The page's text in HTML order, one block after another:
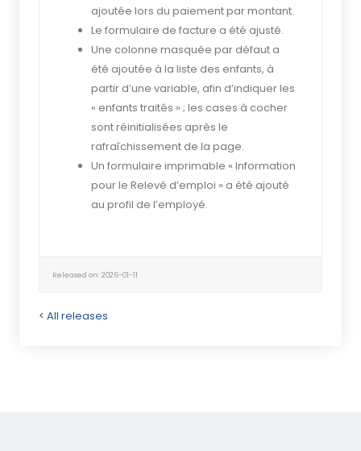
ajoutée lors du paiement par montant.
Le formulaire de facture a été ajusté.
Une colonne masquée par défaut a
été ajoutée à la liste des enfants, à
partir d’une variable, afin d’indiquer les
« enfants traités » ; les cases à cocher
sont réinitialisées après le
rafraîchissement de la page.
Un formulaire imprimable « Information
pour le Relevé d’emploi » a été ajouté
au profil de l’employé.
Released on: 2026-01-11
< All releases